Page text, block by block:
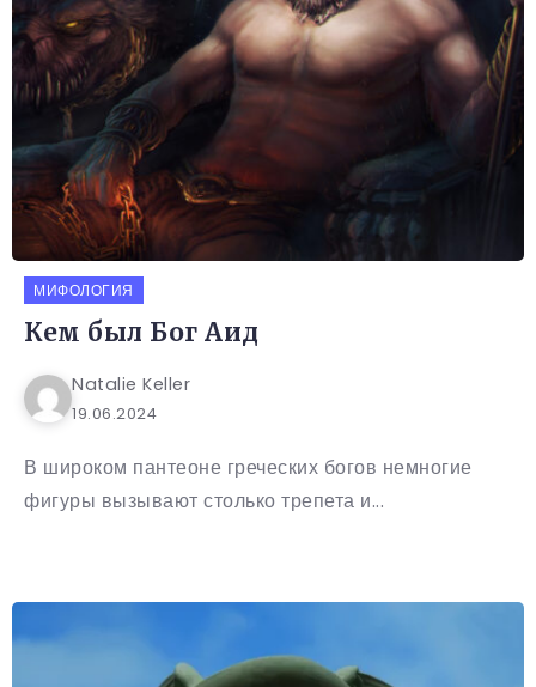
МИФОЛОГИЯ
Кем был Бог Аид
Natalie Keller
19.06.2024
В широком пантеоне греческих богов немногие
фигуры вызывают столько трепета и...